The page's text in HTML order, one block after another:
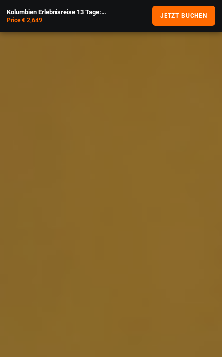
Kolumbien Erlebnisreise 13 Tage: Anden bis Karibik
Price € 2,649
JETZT BUCHEN